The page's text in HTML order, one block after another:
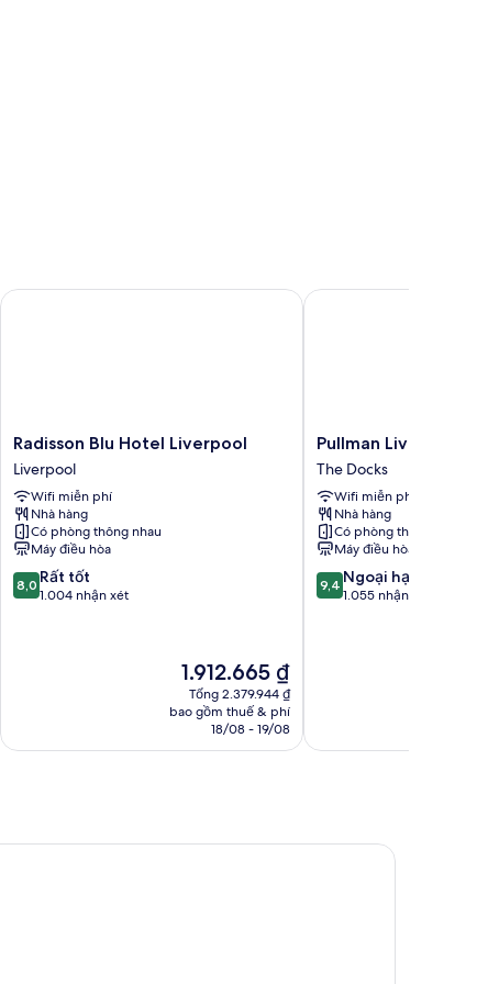
Radisson
Blu
Hotel
Liverpool
Liverpool
Radisson Blu Hotel Liverpool
Liverpool
Wifi miễn phí
Nhà hàng
Có phòng thông nhau
Máy điều hòa
8.0
trên
8,0 Rất tốt
1.004 nhận xét
Giá
hiện
tại
1.912.665 ₫
1.912.665 ₫
Tổng 2.379.944 ₫
bao gồm thuế & phí
18/08 - 19/08
Radisson Blu Hotel Liverpool
Pullman
Liverpool
The
Docks
Pullman Liverpool
The Docks
Wifi miễn phí
Nhà hàng
Có phòng thông nhau
Máy điều hòa
9.4
trên
9,4 Ngoại hạng
1.055 nhận xét
Pullman Liverpool